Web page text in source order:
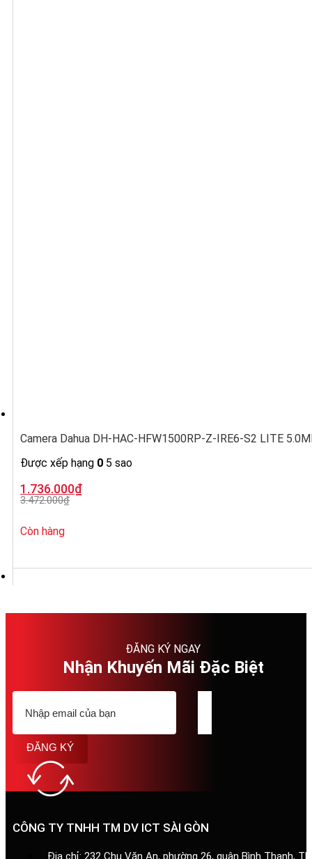
Camera Dahua DH-HAC-HFW1500RP-Z-IRE6-S2 LITE
Được xếp hạng 0 5 sao
3.472.000₫
Giá
gốc
là:
1.736.000₫
Giá
hiện
tại
1.736.000₫.
Còn hàng
ĐĂNG KÝ NGAY
Nhận Khuyến Mãi Đặc Biệt
ĐĂNG KÝ
CÔNG TY TNHH TM DV ICT SÀI GÒN
Địa chỉ: 232 Chu Văn An, phường 26, quận Bình Thạnh,